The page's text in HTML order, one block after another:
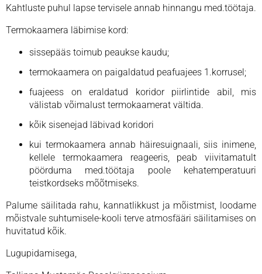
Kahtluste puhul lapse tervisele annab hinnangu med.töötaja.
Termokaamera läbimise kord:
sissepääs toimub peaukse kaudu;
termokaamera on paigaldatud peafuajees 1.korrusel;
fuajeess on eraldatud koridor piirlintide abil, mis
välistab võimalust termokaamerat vältida.
kõik sisenejad läbivad koridori
kui termokaamera annab häiresuignaali, siis inimene,
kellele termokaamera reageeris, peab viivitamatult
pöörduma med.töötaja poole kehatemperatuuri
teistkordseks mõõtmiseks.
Palume säilitada rahu, kannatlikkust ja mõistmist, loodame
mõistvale suhtumisele-kooli terve atmosfääri säilitamises on
huvitatud kõik.
Lugupidamisega,